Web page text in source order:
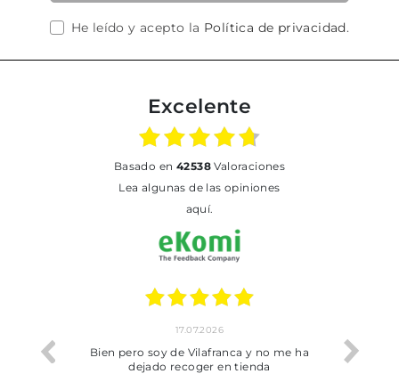
He leído y acepto la Política de privacidad.
Excelente
basado en 42538Valoraciones
Lea algunas de las opiniones
aquí.
trobat
17.07.2026
Bien pero soy de Vilafranca y no me ha
dejado recoger en tienda